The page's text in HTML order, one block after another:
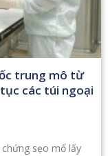
trung mô từ
các túi ngoại
sẹo mổ lấy